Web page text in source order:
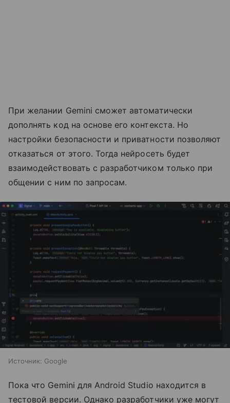
При желании Gemini сможет автоматически
дополнять код на основе его контекста. Но
настройки безопасности и приватности позволяют
отказаться от этого. Тогда нейросеть будет
взаимодействовать с разработчиком только при
общении с ним по запросам.
Источник: Google
Пока что Gemini для Android Studio находится в
тестовой версии. Однако разработчики уже могут